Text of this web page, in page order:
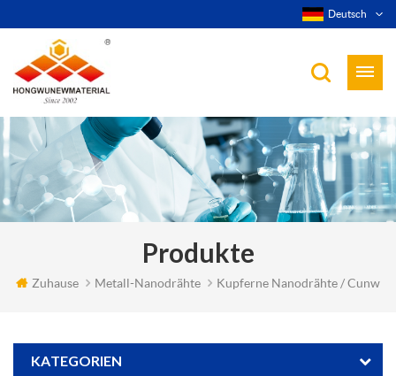
Deutsch
Produkte
Zuhause Metall-Nanodrähte Kupferne Nanodrähte / Cunw
KATEGORIEN